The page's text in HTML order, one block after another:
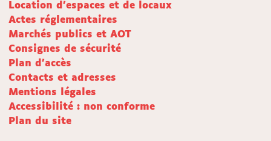
Location d'espaces et de locaux
Actes réglementaires
Marchés publics et AOT
Consignes de sécurité
Plan d'accès
Contacts et adresses
Mentions légales
Accessibilité : non conforme
Plan du site